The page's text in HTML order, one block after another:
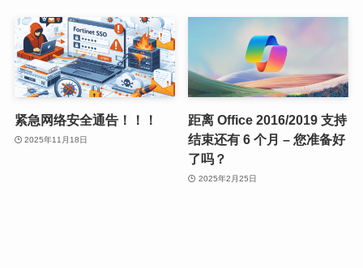
紧急网络安全通告！！！
2025年11月18日
距离 Office 2016/2019 支持
结束还有 6 个月 – 您准备好
了吗？
2025年2月25日